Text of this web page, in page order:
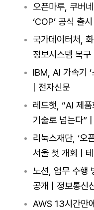
오픈마루, 쿠버
‘COP’ 공식 출
국가데이터처,
정보시스템 복
IBM, AI 가속기 ‘
| 전자신문
레드햇, “AI 제
기술로 넘는다”
리눅스재단, ‘오
서울 첫 개회 |
노션, 업무 수행
공개 | 정보통신
AWS 13시간만